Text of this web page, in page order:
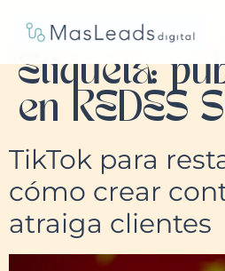
Etiqueta:
en REDES
TikTok para
cómo crear
atraiga clientes